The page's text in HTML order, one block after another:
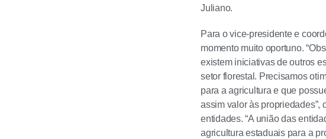
Juliano.
Para o vice-presidente e
momento muito oportuno.
existem iniciativas de outros
setor florestal. Precisamos
para a agricultura e que
assim valor às
entidades. “A união das
agricultura estaduais para a